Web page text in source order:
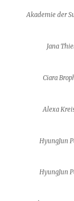
Akademie der
Jana
Ciara
Alexa
HyungJun
HyungJun